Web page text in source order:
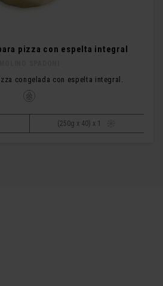
pizza con espelta integral
congelada con espelta integral.
(250g x 40) x 1